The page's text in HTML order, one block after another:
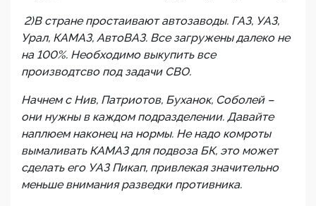
2)В стране простаивают автозаводы. ГАЗ, УАЗ,
Урал, КАМАЗ, АвтоВАЗ. Все загружены далеко не
на 100%. Необходимо выкупить все
производтсво под задачи СВО.
Начнем с Нив, Патриотов, Буханок, Соболей –
они нужны в каждом подразделении. Давайте
наплюем наконец на нормы. Не надо комроты
вымаливать КАМАЗ для подвоза БК, это может
сделать его УАЗ Пикап, привлекая значительно
меньше внимания разведки противника.